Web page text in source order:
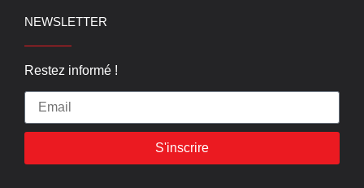
NEWSLETTER
Restez informé !
S'inscrire